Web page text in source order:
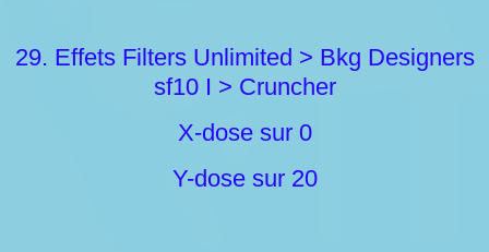
29. Effets Filters Unlimited > Bkg Designers
sf10 I > Cruncher
X-dose sur 0
Y-dose sur 20